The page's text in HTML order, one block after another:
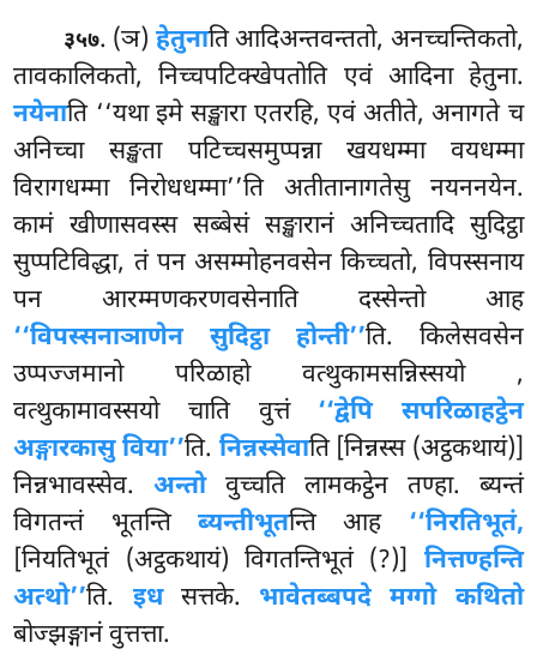
३५७. (ञ) हेतुनाति आदिअन्तवन्ततो, अनच्चन्तिकतो,
तावकालिकतो, निच्चपटिक्खेपतोति एवं आदिना हेतुना.
नयेनाति ‘‘यथा इमे सङ्खारा एतरहि, एवं अतीते, अनागते च
अनिच्चा सङ्खता पटिच्चसमुप्पन्ना खयधम्मा वयधम्मा
विरागधम्मा निरोधधम्मा’’ति अतीतानागतेसु नयननयेन.
कामं खीणासवस्स सब्बेसं सङ्खारानं अनिच्चतादि सुदिट्ठा
सुप्पटिविद्धा, तं पन असम्मोहनवसेन किच्चतो, विपस्सनाय
पन आरम्मणकरणवसेनाति दस्सेन्तो आह
‘‘विपस्सनाञाणेन सुदिट्ठा होन्ती’’ति. किलेसवसेन
उप्पज्जमानो परिळाहो वत्थुकामसन्निस्सयो ,
वत्थुकामावस्सयो चाति वुत्तं ‘‘द्वेपि सपरिळाहट्ठेन
अङ्गारकासु विया’’ति. निन्नस्सेवाति [निन्नस्स (अट्ठकथायं)]
निन्नभावस्सेव.अन्तोवुच्चति लामकट्ठेन तण्हा. ब्यन्तं
विगतन्तं भूतन्ति ब्यन्तीभूतन्ति आह ‘‘निरतिभूतं,
[नियतिभूतं (अट्ठकथायं) विगतन्तिभूतं (?)] नित्तण्हन्ति
अत्थो’’ति. इधसत्तके. भावेतब्बपदे मग्गो कथितो
बोज्झङ्गानं वुत्तत्ता.